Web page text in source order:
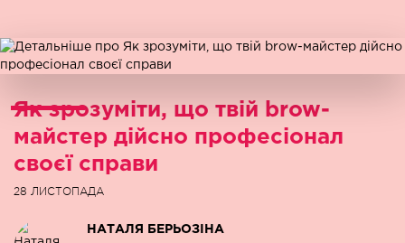
Як зрозуміти, що твій brow-
майстер дійсно професіонал
своєї справи
28 ЛИСТОПАДА
НАТАЛЯ БЕРЬОЗІНА